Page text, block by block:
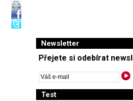
Newsletter
Přejete si odebírat
Test